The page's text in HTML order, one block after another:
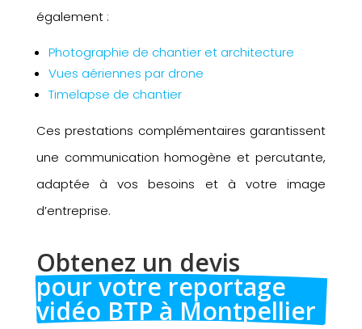
également :
Photographie de chantier et architecture
Vues aériennes par drone
Timelapse de chantier
Ces prestations complémentaires garantissent
une communication homogène et percutante,
adaptée à vos besoins et à votre image
d’entreprise.
Obtenez un devis
pour votre reportage
vidéo BTP à Montpellier